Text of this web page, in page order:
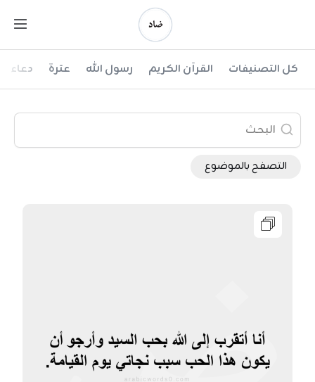
ضاد كل التصنيفات القرآن الكريم رسول الله عترة دعاء
التصفح بالموضوع